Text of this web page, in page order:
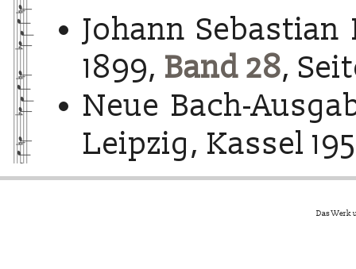
Johann Sebastian
1899, Band 28,
Neue Bach-
Leipzig, Kassel
Das Werk